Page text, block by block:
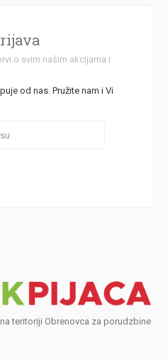
o svim našim akcijama i
od nas. Pružite nam i Vi
teritoriji Obrenovca za porudzbine